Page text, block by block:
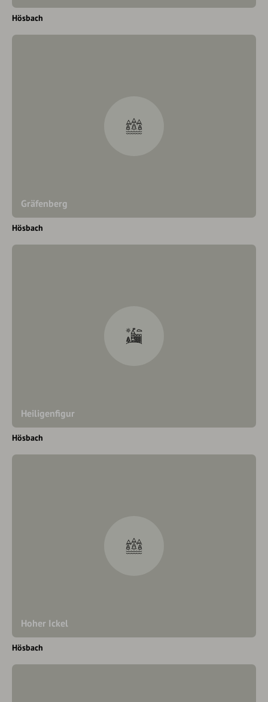
Hösbach
Gräfenberg
Hösbach
Heiligenfigur
Hösbach
Hoher Ickel
Hösbach